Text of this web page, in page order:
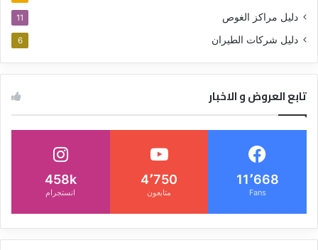
دليل مراكز الغوص 11
دليل شركات الطيران 6
تابع العروض و الاخبار
11٬668
Fans
4٬750
متابعون
458k
انستجرام